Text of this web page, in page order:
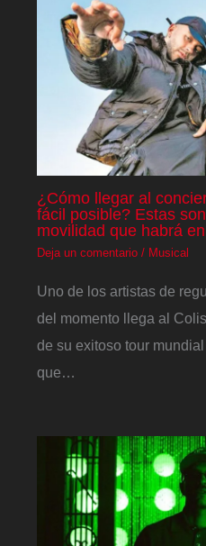
¿Cómo llegar al
fácil posible? Estas
movilidad que habrá
Deja un comentario / Musical
Uno de los artistas de
del momento llega al
de su exitoso tour
que…